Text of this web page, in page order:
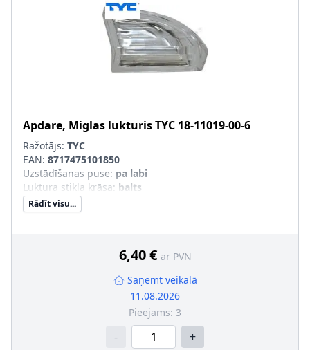
Apdare, Miglas lukturisTYC 18-11019-00-6
Ražotājs: TYC
EAN: 8717475101850
Uzstādīšanas puse: pa labi
Luktura stikla krāsa: balts
Rādīt visu...
6,40 € ar PVN
Saņemt veikalā
11.08.2026
Pieejams: 3
- +